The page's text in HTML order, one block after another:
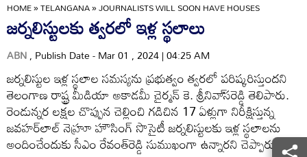
HOME»TELANGANA»JOURNALISTS WILL SOON HAVE HOUSES
జర్నలిస్టులకు త్వరలో ఇళ్ల స్థలాలు
ABN, Publish Date - Mar 01 , 2024 | 04:25 AM
జర్నలిస్టుల ఇళ్ల స్థలాల సమస్యను ప్రభుత్వం త్వరలో పరిష్కరిస్తుందని
తెలంగాణ రాష్ట్ర మీడియా అకాడమీ చైర్మన్‌ కె. శ్రీనివా్‌సరెడ్డి తెలిపారు.
రెండున్నర లక్షల చొప్పున చెల్లించి గడిచిన 17 ఏళ్లుగా నిరీక్షిస్తున్న
జవహర్‌లాల్‌ నెహ్రూ హౌసింగ్‌ సొసైటీ జర్నలిస్టులకు ఇళ్ల స్థలాలను
అందించేందుకు సీఎం రేవంత్‌రెడ్డి సుముఖంగా ఉన్నారని చెప్పారు.